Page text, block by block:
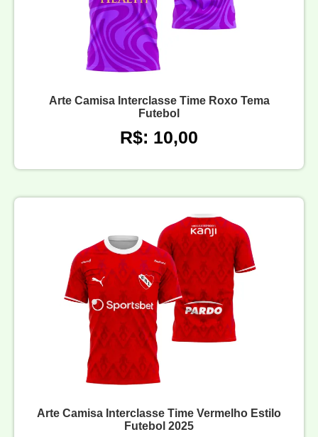
Arte Camisa Interclasse Time Roxo Tema
Futebol
R$: 10,00
Arte Camisa Interclasse Time Vermelho Estilo
Futebol 2025